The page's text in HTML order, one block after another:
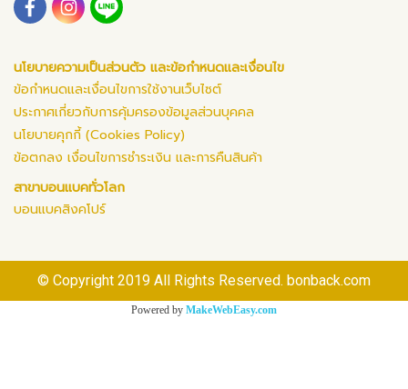
นโยบายความเป็นส่วนตัว และข้อกำหนดและเงื่อนไข
ข้อกำหนดและเงื่อนไขการใช้งานเว็บไซต์
ประกาศเกี่ยวกับการคุ้มครองข้อมูลส่วนบุคคล
นโยบายคุกกี้ (Cookies Policy)
ข้อตกลง เงื่อนไขการชำระเงิน และการคืนสินค้า
สาขาบอนแบคทั่วโลก
บอนแบคสิงคโปร์
© Copyright 2019 All Rights Reserved. bonback.com
Powered by MakeWebEasy.com